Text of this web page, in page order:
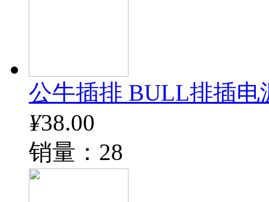
公牛插排 BULL排插电
¥38.00
销量：28